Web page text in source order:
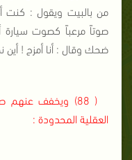
من بالبيت ويقول : كنت
صوتاً مرعباً كصوت
ضحك وقال : أنا أمزح ! أين
( 88) ويخفف عنهم
العقلية المحدودة :